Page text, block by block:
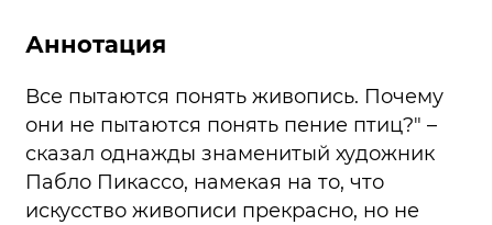
Аннотация
Все пытаются понять живопись. Почему
они не пытаются понять пение птиц?" –
сказал однажды знаменитый художник
Пабло Пикассо, намекая на то, что
искусство живописи прекрасно, но не